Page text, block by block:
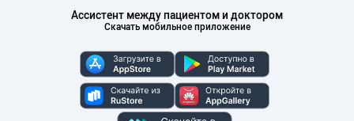
Ассистент между пациентом и доктором
Скачать мобильное приложение